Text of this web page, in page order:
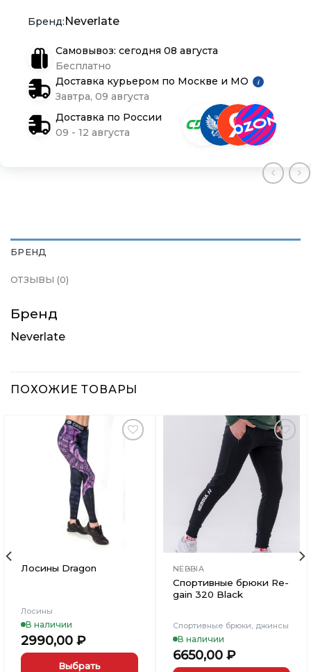
Neverlate
Самовывоз: сегодня 08 августа
Бесплатно
Доставка курьером по Москве и МО
i
Завтра, 09 августа
Доставка по России
09 - 12 августа
БРЕНД
ОТЗЫВЫ (0)
Бренд
Neverlate
ПОХОЖИЕ ТОВАРЫ
Лосины Dragon
Лосины
В наличии
2990,00 ₽
Выбрать
Добавить
Вишлист
NEBBIA
Спортивные брюки Re-
gain 320 Black
Спортивные брюки, джинсы
В наличии
6650,00 ₽